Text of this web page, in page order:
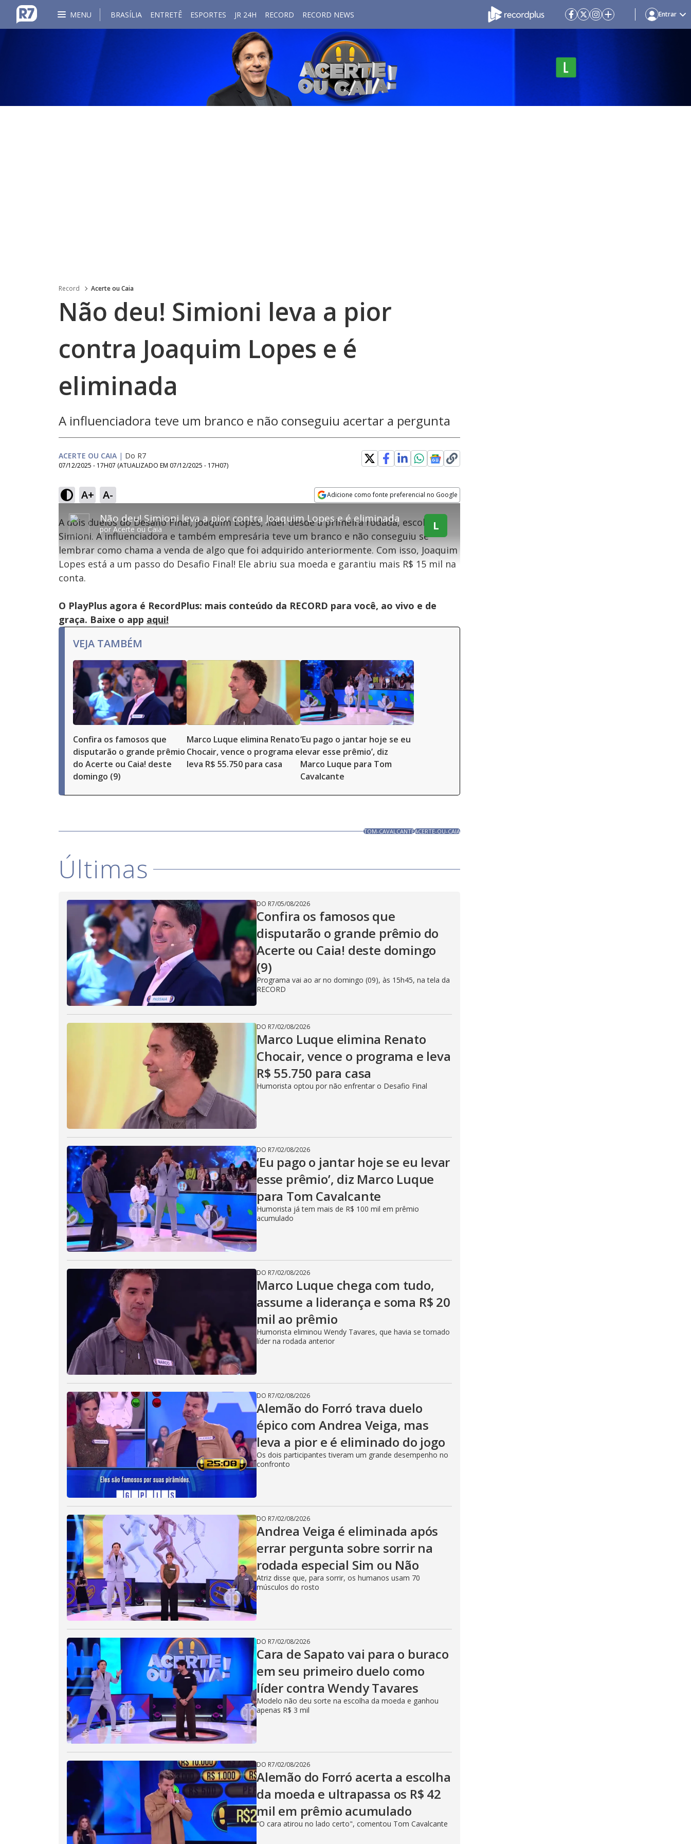
MENU BRASÍLIA ENTRETÊ ESPORTES JR 24H RECORD RECORD NEWS Entrar
Record Acerte ou Caia
Não deu! Simioni leva a pior
contra Joaquim Lopes e é
eliminada
A influenciadora teve um branco e não conseguiu acertar a pergunta
ACERTE OU CAIA | Do R7
07/12/2025 - 17H07 (ATUALIZADO EM 07/12/2025 - 17H07)
A+ A- Adicione como fonte preferencial no Google
a
window.
modal
be
closed
by
Escape
key
activating
the
button.
Conteúdo bloqueado
Lamentamos, mas o vídeo que está tentando assisitr é de exibição exclusiva em território brasileiro :-(
Não deu! Simioni leva a pior contra Joaquim Lopes e é eliminada
por Acerte ou Caia L
A dois duelos do Desafio Final, Joaquim Lopes, líder desde a primeira rodada, escolhe
Simioni. A influenciadora e também empresária teve um branco e não conseguiu se
lembrar como chama a venda de algo que foi adquirido anteriormente. Com isso, Joaquim
Lopes está a um passo do Desafio Final! Ele abriu sua moeda e garantiu mais R$ 15 mil na
conta.
O PlayPlus agora é RecordPlus: mais conteúdo da RECORD para você, ao vivo e de
graça. Baixe o app aqui!
VEJA TAMBÉM
Confira os famosos que
disputarão o grande prêmio
do Acerte ou Caia! deste
domingo (9)
Marco Luque elimina Renato
Chocair, vence o programa e
leva R$ 55.750 para casa
‘Eu pago o jantar hoje se eu
levar esse prêmio’, diz
Marco Luque para Tom
Cavalcante
TOM-CAVALCANTEACERTE-OU-CAIA
Últimas
DO R7/05/08/2026
Confira os famosos que
disputarão o grande prêmio do
Acerte ou Caia! deste domingo
(9)
Programa vai ao ar no domingo (09), às 15h45, na tela da
RECORD
DO R7/02/08/2026
Marco Luque elimina Renato
Chocair, vence o programa e leva
R$ 55.750 para casa
Humorista optou por não enfrentar o Desafio Final
DO R7/02/08/2026
‘Eu pago o jantar hoje se eu levar
esse prêmio’, diz Marco Luque
para Tom Cavalcante
Humorista já tem mais de R$ 100 mil em prêmio
acumulado
DO R7/02/08/2026
Marco Luque chega com tudo,
assume a liderança e soma R$ 20
mil ao prêmio
Humorista eliminou Wendy Tavares, que havia se tornado
líder na rodada anterior
DO R7/02/08/2026
Alemão do Forró trava duelo
épico com Andrea Veiga, mas
leva a pior e é eliminado do jogo
Os dois participantes tiveram um grande desempenho no
confronto
DO R7/02/08/2026
Andrea Veiga é eliminada após
errar pergunta sobre sorrir na
rodada especial Sim ou Não
Atriz disse que, para sorrir, os humanos usam 70
músculos do rosto
DO R7/02/08/2026
Cara de Sapato vai para o buraco
em seu primeiro duelo como
líder contra Wendy Tavares
Modelo não deu sorte na escolha da moeda e ganhou
apenas R$ 3 mil
DO R7/02/08/2026
Alemão do Forró acerta a escolha
da moeda e ultrapassa os R$ 42
mil em prêmio acumulado
“O cara atirou no lado certo", comentou Tom Cavalcante